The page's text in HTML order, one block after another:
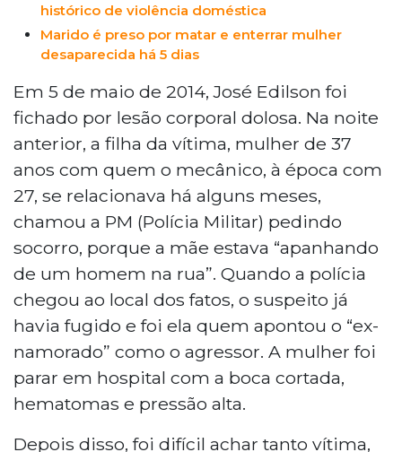
histórico de violência doméstica
Marido é preso por matar e enterrar mulher
desaparecida há 5 dias
Em 5 de maio de 2014, José Edilson foi
fichado por lesão corporal dolosa. Na noite
anterior, a filha da vítima, mulher de 37
anos com quem o mecânico, à época com
27, se relacionava há alguns meses,
chamou a PM (Polícia Militar) pedindo
socorro, porque a mãe estava “apanhando
de um homem na rua”. Quando a polícia
chegou ao local dos fatos, o suspeito já
havia fugido e foi ela quem apontou o “ex-
namorado” como o agressor. A mulher foi
parar em hospital com a boca cortada,
hematomas e pressão alta.
Depois disso, foi difícil achar tanto vítima,